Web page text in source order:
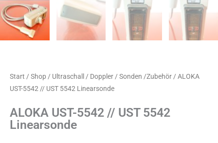
Start / Shop / Ultraschall / Doppler / Sonden /Zubehör/ ALOKA
UST-5542 // UST 5542 Linearsonde
ALOKA UST-5542 // UST 5542
Linearsonde